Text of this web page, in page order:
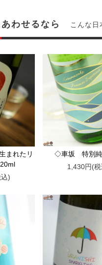
わせるなら こんな日
まれたリ
)
◇車坂 特別
1,430円(